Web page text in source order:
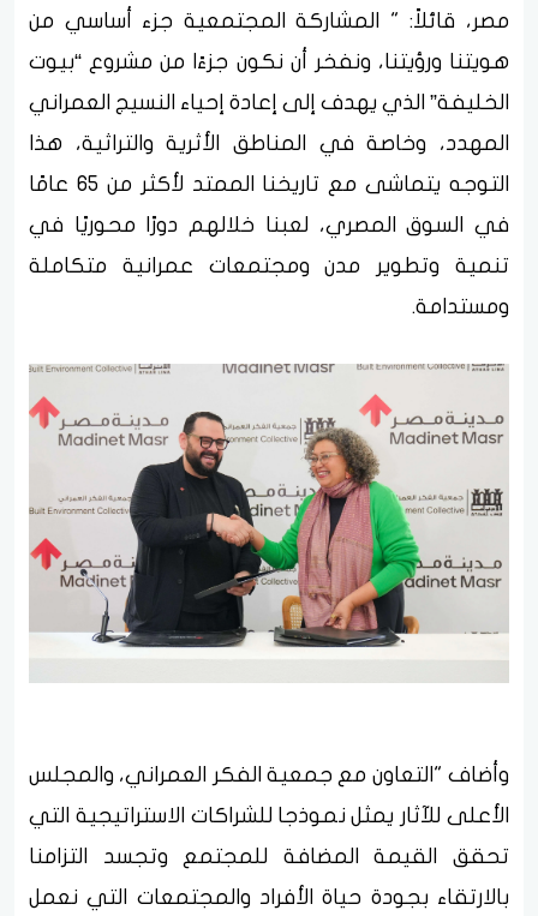
مصر، قائلاً: " المشاركة المجتمعية جزء أساسي من
هويتنا ورؤيتنا، ونفخر أن نكون جزءًا من مشروع “بيوت
الخليفة” الذي يهدف إلى إعادة إحياء النسيج العمراني
المهدد، وخاصة في المناطق الأثرية والتراثية، هذا
التوجه يتماشى مع تاريخنا الممتد لأكثر من 65 عامًا
في السوق المصري، لعبنا خلالهم دورًا محوريًا في
تنمية وتطوير مدن ومجتمعات عمرانية متكاملة
ومستدامة.
وأضاف "التعاون مع جمعية الفكر العمراني، والمجلس
الأعلى للآثار يمثل نموذجا للشراكات الاستراتيجية التي
تحقق القيمة المضافة للمجتمع وتجسد التزامنا
بالارتقاء بجودة حياة الأفراد والمجتمعات التي نعمل